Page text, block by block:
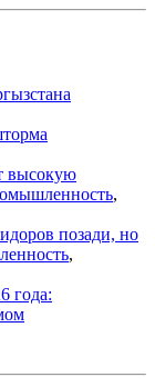
высокую
,
позади, но
,
года: